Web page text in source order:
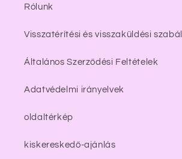
Rólunk
Visszatérítési és visszaküldési
Általános Szerződési Feltételek
Adatvédelmi irányelvek
oldaltérkép
kiskereskedő-ajánlás